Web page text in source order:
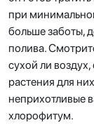
при
больше заботы,
полива.
сухой ли
растения для
неприхотливые
хлорофитум.